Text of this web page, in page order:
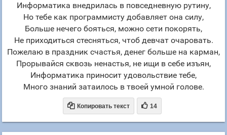
Информатика внедрилась в повседневную рутину,
Но тебе как программисту добавляет она силу,
Больше нечего бояться, можно сети покорять,
Не приходиться стесняться, чтоб девчат очаровать.
Пожелаю в праздник счастья, денег больше на карман,
Прорывайся сквозь ненастья, не ищи в себе изъян,
Информатика приносит удовольствие тебе,
Много знаний затаилось в твоей умной голове.
 Копировать текст  14